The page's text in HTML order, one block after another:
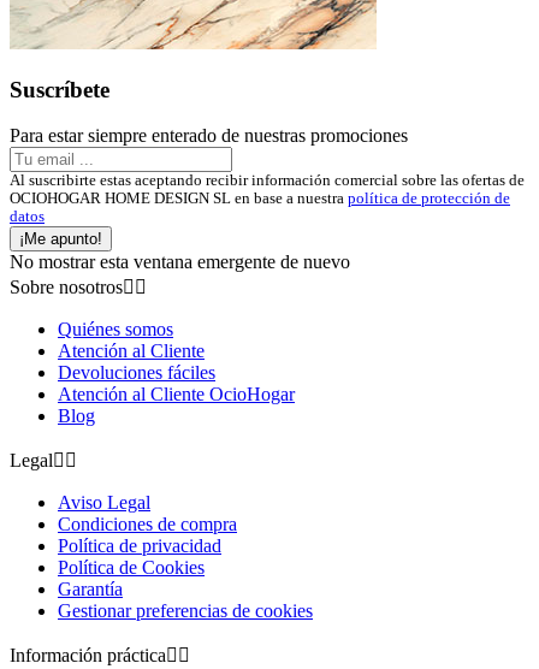
Suscríbete
Para estar siempre enterado de nuestras promociones
Al suscribirte estas aceptando recibir información comercial sobre las ofertas de
OCIOHOGAR HOME DESIGN SL en base a nuestra política de protección de
datos
¡Me apunto!
No mostrar esta ventana emergente de nuevo
Sobre nosotros 
Quiénes somos
Atención al Cliente
Devoluciones fáciles
Atención al Cliente OcioHogar
Blog
Legal 
Aviso Legal
Condiciones de compra
Política de privacidad
Política de Cookies
Garantía
Gestionar preferencias de cookies
Información práctica 